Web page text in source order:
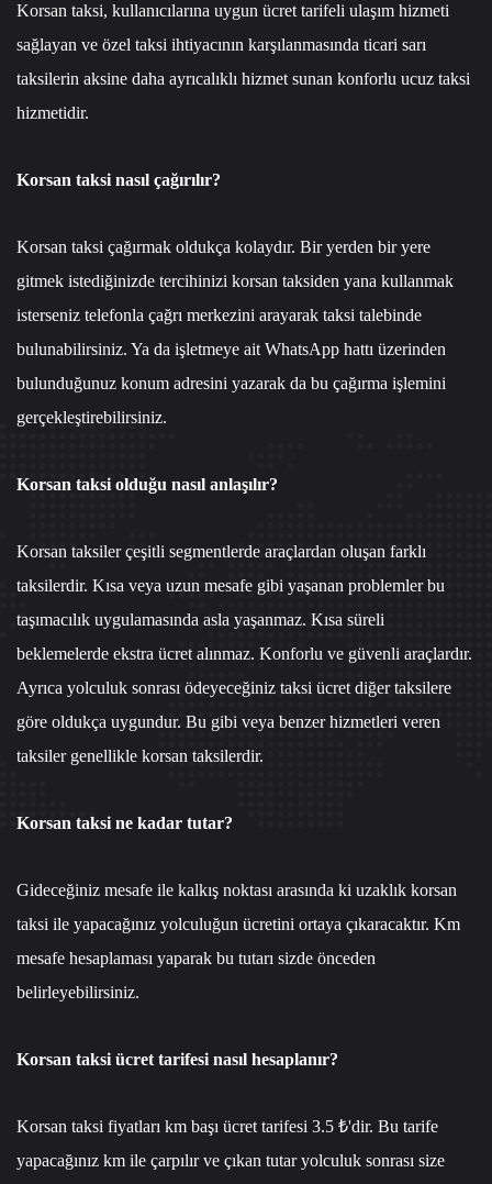
Korsan taksi, kullanıcılarına uygun ücret tarifeli ulaşım hizmeti
sağlayan ve özel taksi ihtiyacının karşılanmasında ticari sarı
taksilerin aksine daha ayrıcalıklı hizmet sunan konforlu ucuz taksi
hizmetidir.
Korsan taksi nasıl çağırılır?
Korsan taksi çağırmak oldukça kolaydır. Bir yerden bir yere
gitmek istediğinizde tercihinizi korsan taksiden yana kullanmak
isterseniz telefonla çağrı merkezini arayarak taksi talebinde
bulunabilirsiniz. Ya da işletmeye aitWhatsApp hattı üzerinden
bulunduğunuz konum adresini yazarak da bu çağırma işlemini
gerçekleştirebilirsiniz.
Korsan taksi olduğu nasıl anlaşılır?
Korsan taksiler çeşitli segmentlerde araçlardan oluşan farklı
taksilerdir. Kısa veya uzun mesafe gibi yaşanan problemler bu
taşımacılık uygulamasında asla yaşanmaz. Kısa süreli
beklemelerde ekstra ücret alınmaz. Konforlu ve güvenli araçlardır.
Ayrıca yolculuk sonrası ödeyeceğiniz taksi ücret diğer taksilere
göre oldukça uygundur. Bu gibi veya benzer hizmetleri veren
taksiler genellikle korsan taksilerdir.
Korsan taksi ne kadar tutar?
Gideceğiniz mesafe ile kalkış noktası arasında ki uzaklık korsan
taksi ile yapacağınız yolculuğun ücretini ortaya çıkaracaktır. Km
mesafe hesaplaması yaparak bu tutarı sizde önceden
belirleyebilirsiniz.
Korsan taksi ücret tarifesi nasıl hesaplanır?
Korsan taksi fiyatları km başı ücret tarifesi 3.5 ₺'dir. Bu tarife
yapacağınız km ile çarpılır ve çıkan tutar yolculuk sonrası size